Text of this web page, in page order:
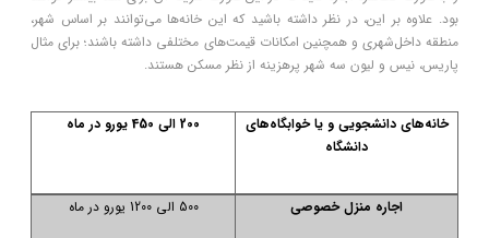
بود. علاوه بر این، در نظر داشته باشید که این خانه‌ها می‌توانند بر اساس شهر،
منطقه داخل‌شهری و همچنین امکانات قیمت‌های مختلفی داشته باشند؛ برای مثال
پاریس، نیس و لیون سه شهر پرهزینه از نظر مسکن هستند.
خانه‌های دانشجویی و یا خوابگاه‌های
دانشگاه
200 الی 450 یورو در ماه
اجاره منزل خصوصی 500 الی 1200 یورو در ماه